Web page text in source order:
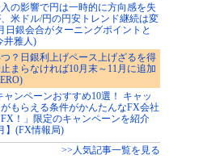
の影響で円は一時的に方向感を失
米ドル/円の円安トレンド継続は変
日銀会合がターニングポイントと
井雅人)
？日銀利上げペース上げざるを得
まらなければ10月末～11月に追加
ャンペーンおすすめ10選！ キャッ
もらえる条件がかんたんなFX会社
！」限定のキャンペーンを紹介
】(FX情報局)
>>人気記事一覧を見る